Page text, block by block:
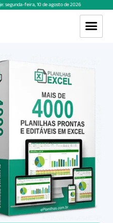
segunda-feira,10deagostode2026